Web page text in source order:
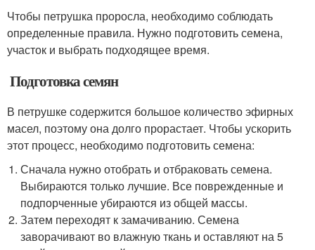
Чтобы петрушка проросла, необходимо соблюдать
определенные правила. Нужно подготовить семена,
участок и выбрать подходящее время.
‍ Подготовка семян
В петрушке содержится большое количество эфирных
масел, поэтому она долго прорастает. Чтобы ускорить
этот процесс, необходимо подготовить семена:
Сначала нужно отобрать и отбраковать семена.
Выбираются только лучшие. Все поврежденные и
подпорченные убираются из общей массы.
Затем переходят к замачиванию. Семена
заворачивают во влажную ткань и оставляют на 5